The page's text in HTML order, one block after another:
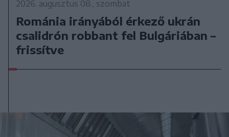
2026. augusztus 08., szombat
Románia irányából érkező ukrán
csalidrón robbant fel Bulgáriában –
frissítve